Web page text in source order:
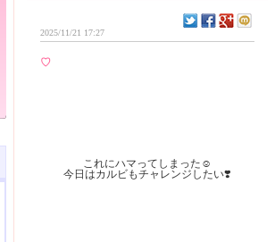
2025/11/21 17:27
♡
これにハマってしまった☺️
今日はカルビもチャレンジしたい❣️